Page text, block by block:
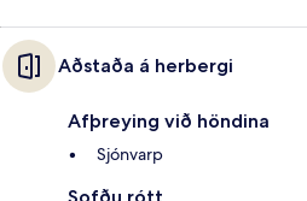
Aðstaða á herbergi
Afþreying við höndina
Sjónvarp